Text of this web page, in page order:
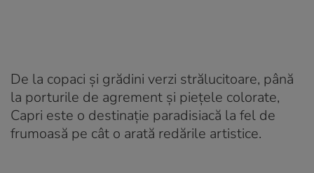
De la copaci și grădini verzi strălucitoare, până
la porturile de agrement și piețele colorate,
Capri este o destinație paradisiacă la fel de
frumoasă pe cât o arată redările artistice.